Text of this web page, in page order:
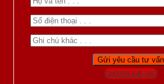
Gọi 0939.645.663